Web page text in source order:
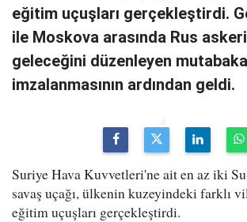
eğitim uçuşları gerçekleştirdi.
ile Moskova arasında Rus askeri
geleceğini düzenleyen
imzalanmasının ardından geldi.
Suriye Hava Kuvvetleri'ne ait en az iki
savaş uçağı, ülkenin kuzeyindeki farklı
eğitim uçuşları gerçekleştirdi.